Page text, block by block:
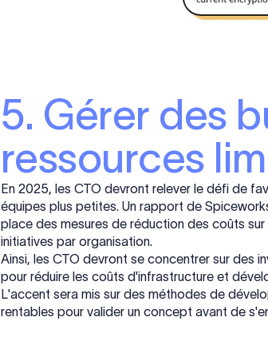
5. Gérer des
ressources
En 2025, les CTO devront relever le défi de
équipes plus petites. Un rapport de
place des mesures de réduction des coûts
initiatives par organisation.
Ainsi, les CTO devront se concentrer sur des
pour réduire les coûts d'infrastructure et
L'accent sera mis sur des méthodes de
rentables pour valider un concept avant de